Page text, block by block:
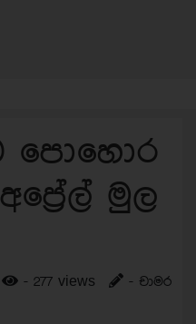
පොහොර
මුල
- 277 views
- චාමර